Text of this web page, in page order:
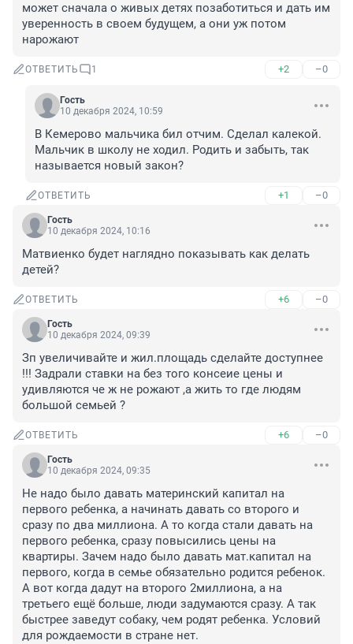
может сначала о живых детях позаботиться и дать им
уверенность в своем будущем, а они уж потом
нарожают
ОТВЕТИТЬ 1 +2 –0
Гость
10 декабря 2024, 10:59
В Кемерово мальчика бил отчим. Сделал калекой.
Мальчик в школу не ходил. Родить и забыть, так
называется новый закон?
ОТВЕТИТЬ +1 –0
Гость
10 декабря 2024, 10:16
Матвиенко будет наглядно показывать как делать
детей?
ОТВЕТИТЬ +6 –0
Гость
10 декабря 2024, 09:39
Зп увеличивайте и жил.площадь сделайте доступнее
!!! Задрали ставки на без того консеие цены и
удивляются че ж не рожают ,а жить то где людям
большой семьей ?
ОТВЕТИТЬ +6 –0
Гость
10 декабря 2024, 09:35
Не надо было давать материнский капитал на
первого ребенка, а начинать давать со второго и
сразу по два миллиона. А то когда стали давать на
первого ребенка, сразу повысились цены на
квартиры. Зачем надо было давать мат.капитал на
первого, когда в семье обязательно родится ребенок.
А вот когда дадут на второго 2миллиона, а на
третьего ещё больше, люди задумаются сразу. А так
быстрее заведут собаку, чем родят ребенка. Условий
для рождаемости в стране нет.